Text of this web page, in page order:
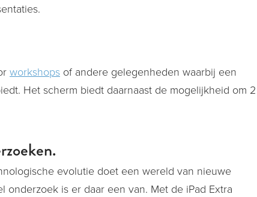
workshops of andere gelegenheden waarbij een
Het scherm biedt daarnaast de mogelijkheid om 2
evolutie doet een wereld van nieuwe
onderzoek is er daar een van. Met de iPad Extra